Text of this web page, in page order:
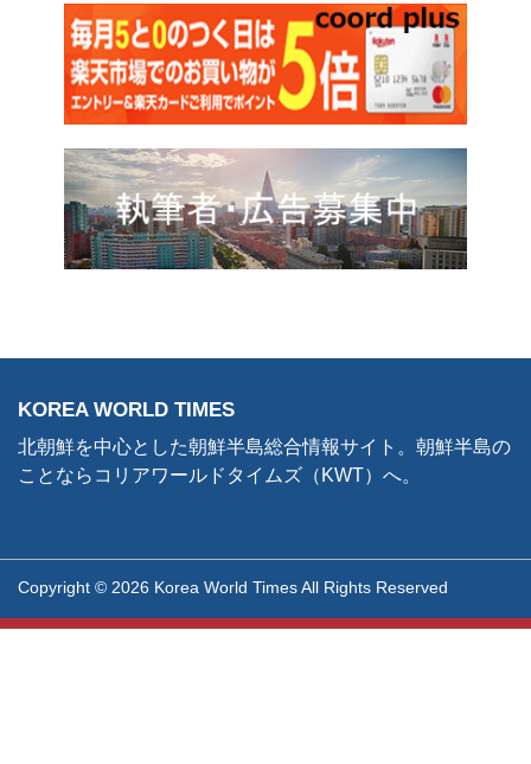
KOREA WORLD TIMES
北朝鮮を中心とした朝鮮半島総合情報サイト。朝鮮半島の
ことならコリアワールドタイムズ（KWT）へ。
Copyright © 2026 Korea World Times All Rights Reserved